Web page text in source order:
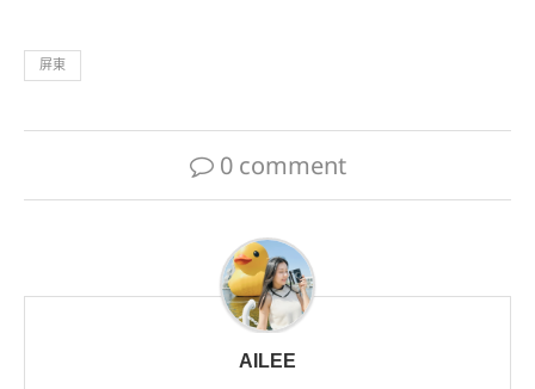
屏東
0 comment
AILEE